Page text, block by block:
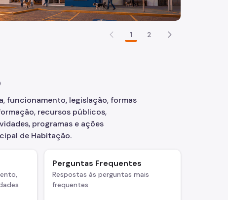
1 2
funcionamento, legislação, formas
recursos públicos,
programas e ações
de Habitação.
Perguntas Frequentes
Respostas às perguntas mais
frequentes